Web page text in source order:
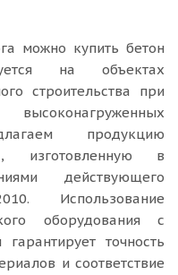
можно купить бетон
на объектах
строительства при
высоконагруженных
продукцию
изготовленную в
действующего
Использование
оборудования с
точность
и соответствие